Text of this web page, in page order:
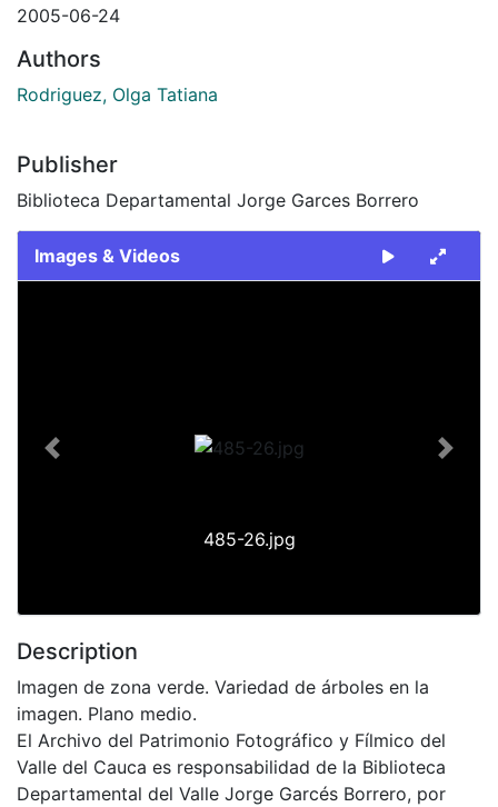
2005-06-24
Authors
Rodriguez, Olga Tatiana
Publisher
Biblioteca Departamental Jorge Garces Borrero
Images & Videos
485-26.jpg
Previous Next
Description
Imagen de zona verde. Variedad de árboles en la
imagen. Plano medio.
El Archivo del Patrimonio Fotográfico y Fílmico del
Valle del Cauca es responsabilidad de la Biblioteca
Departamental del Valle Jorge Garcés Borrero, por